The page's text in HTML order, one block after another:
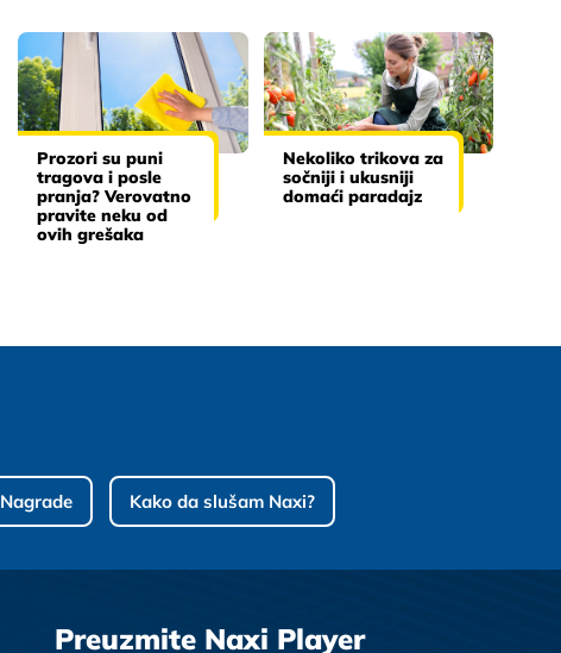
Prozori su puni
tragova i posle
pranja? Verovatno
pravite neku od
ovih grešaka
Nekoliko trikova za
sočniji i ukusniji
domaći paradajz
Nagrade Kako da slušam Naxi?
Preuzmite Naxi Player